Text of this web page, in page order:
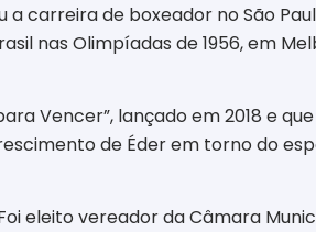
carreira de boxeador no São
nas Olimpíadas de 1956, em
Vencer”, lançado em 2018 e
de Éder em torno do
eleito vereador da Câmara